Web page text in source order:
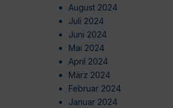
August 2024
Juli 2024
Juni 2024
Mai 2024
April 2024
März 2024
Februar 2024
Januar 2024